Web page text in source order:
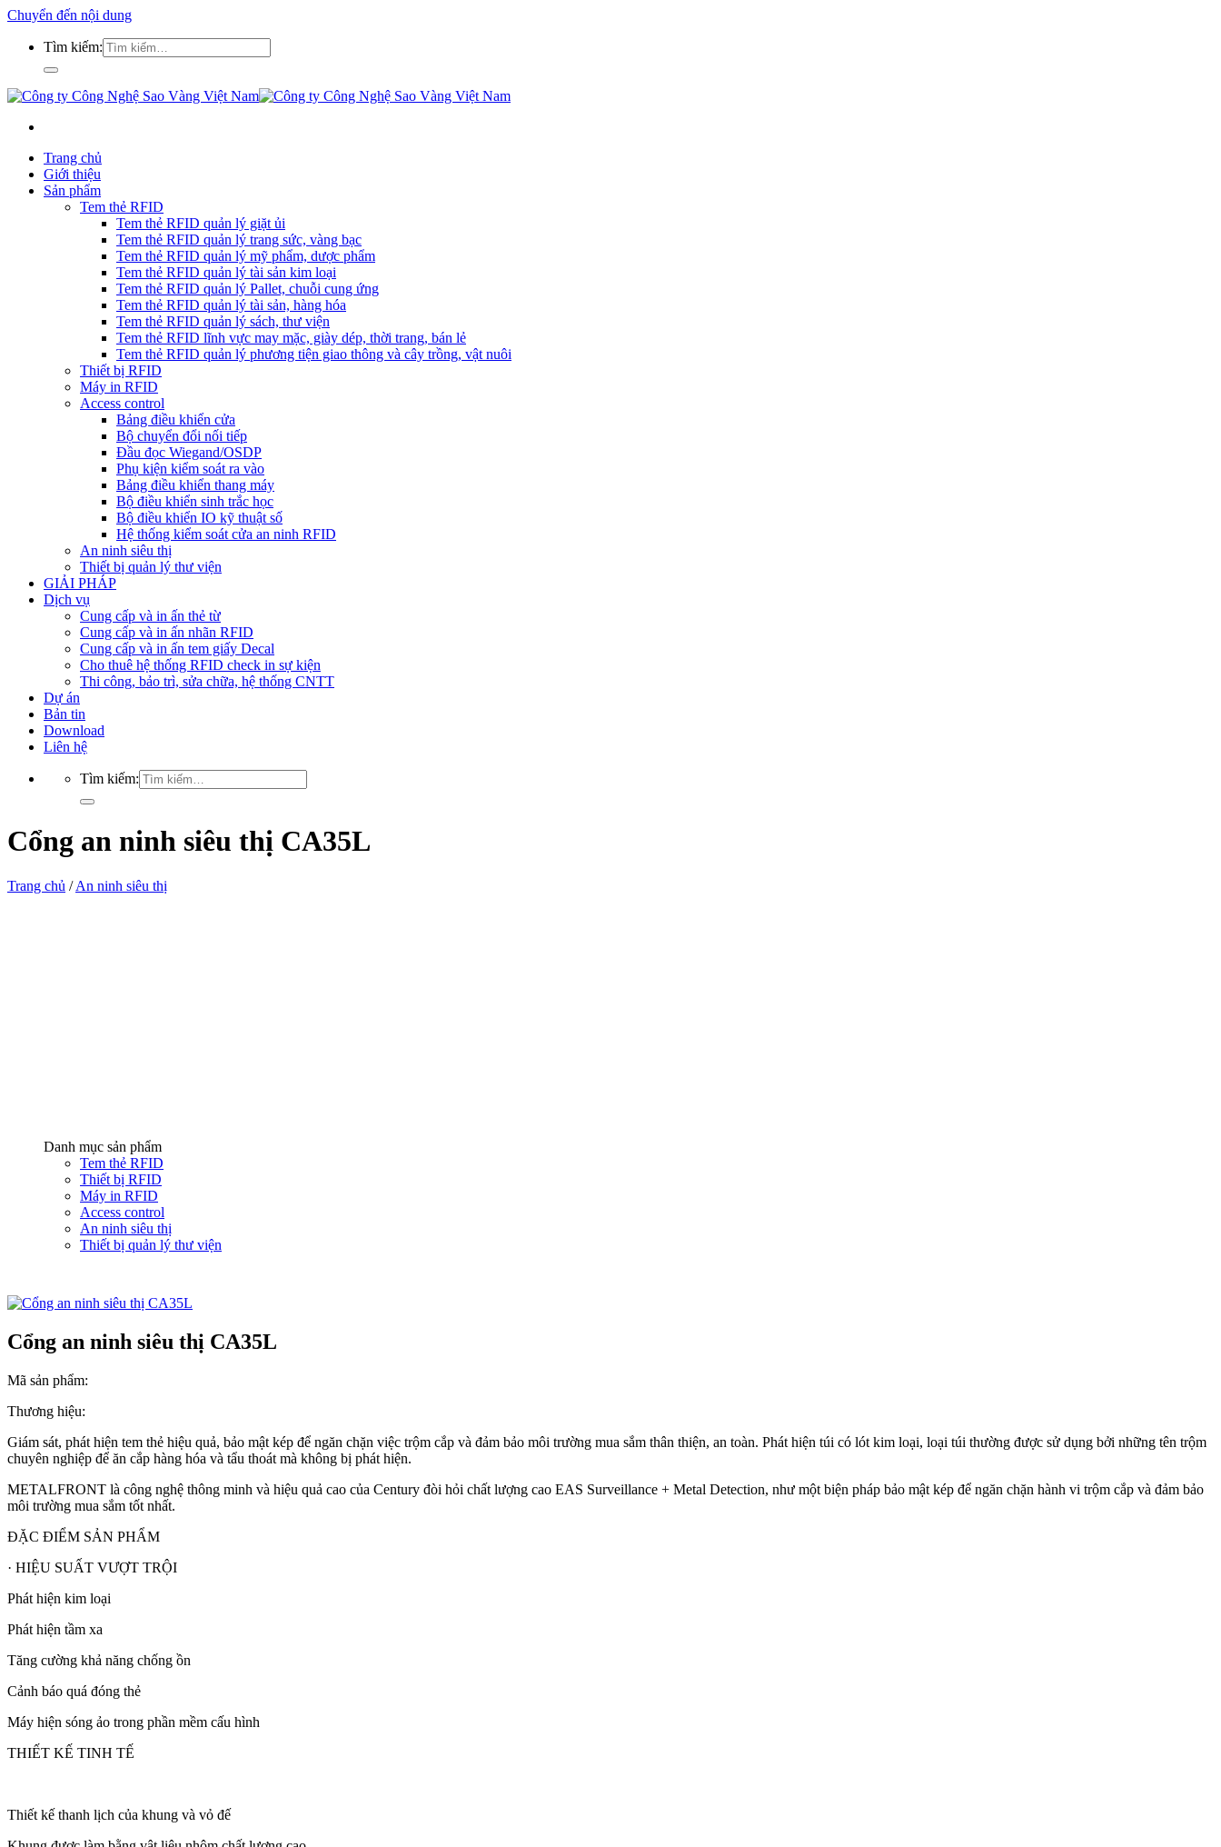
Chuyển đến nội dung
Tìm kiếm:
Trang chủ
Giới thiệu
Sản phẩm
Tem thẻ RFID
Tem thẻ RFID quản lý giặt ủi
Tem thẻ RFID quản lý trang sức, vàng bạc
Tem thẻ RFID quản lý mỹ phẩm, dược phẩm
Tem thẻ RFID quản lý tài sản kim loại
Tem thẻ RFID quản lý Pallet, chuỗi cung ứng
Tem thẻ RFID quản lý tài sản, hàng hóa
Tem thẻ RFID quản lý sách, thư viện
Tem thẻ RFID lĩnh vực may mặc, giày dép, thời trang, bán lẻ
Tem thẻ RFID quản lý phương tiện giao thông và cây trồng, vật nuôi
Thiết bị RFID
Máy in RFID
Access control
Bảng điều khiển cửa
Bộ chuyển đổi nối tiếp
Đầu đọc Wiegand/OSDP
Phụ kiện kiểm soát ra vào
Bảng điều khiển thang máy
Bộ điều khiển sinh trắc học
Bộ điều khiển IO kỹ thuật số
Hệ thống kiểm soát cửa an ninh RFID
An ninh siêu thị
Thiết bị quản lý thư viện
GIẢI PHÁP
Dịch vụ
Cung cấp và in ấn thẻ từ
Cung cấp và in ấn nhãn RFID
Cung cấp và in ấn tem giấy Decal
Cho thuê hệ thống RFID check in sự kiện
Thi công, bảo trì, sửa chữa, hệ thống CNTT
Dự án
Bản tin
Download
Liên hệ
Tìm kiếm:
Cổng an ninh siêu thị CA35L
Trang chủ / An ninh siêu thị
Danh mục sản phẩm
Tem thẻ RFID
Thiết bị RFID
Máy in RFID
Access control
An ninh siêu thị
Thiết bị quản lý thư viện
Cổng an ninh siêu thị CA35L
Mã sản phẩm:
Thương hiệu:
Giám sát, phát hiện tem thẻ hiệu quả, bảo mật kép để ngăn chặn việc trộm cắp và đảm bảo môi trường mua sắm thân thiện, an toàn. Phát hiện túi có lót kim loại, loại túi thường được sử dụng bởi những tên trộm
chuyên nghiệp để ăn cắp hàng hóa và tẩu thoát mà không bị phát hiện.
METALFRONT là công nghệ thông minh và hiệu quả cao của Century đòi hỏi chất lượng cao EAS Surveillance + Metal Detection, như một biện pháp bảo mật kép để ngăn chặn hành vi trộm cắp và đảm bảo
môi trường mua sắm tốt nhất.
ĐẶC ĐIỂM SẢN PHẨM
· HIỆU SUẤT VƯỢT TRỘI
Phát hiện kim loại
Phát hiện tầm xa
Tăng cường khả năng chống ồn
Cảnh báo quá đóng thẻ
Máy hiện sóng ảo trong phần mềm cấu hình
THIẾT KẾ TINH TẾ
Thiết kế thanh lịch của khung và vỏ đế